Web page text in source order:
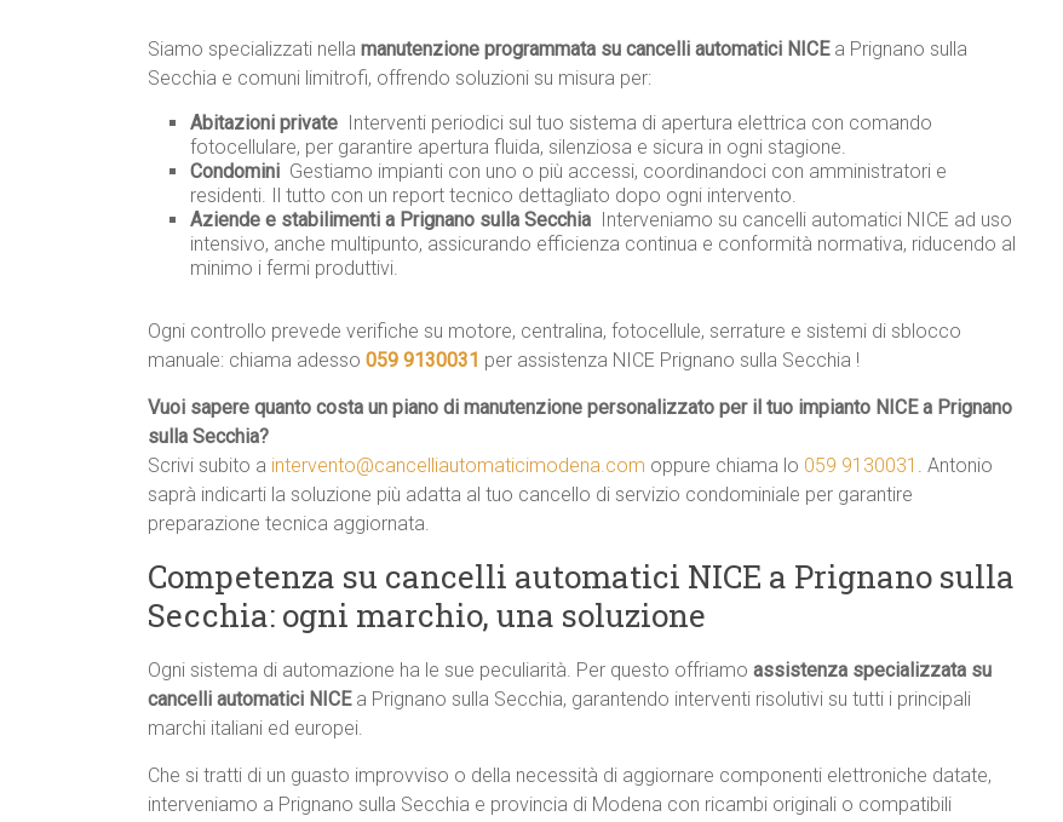
Siamo specializzati nella manutenzione programmata su cancelli automatici NICEa Prignano sulla
Secchia e comuni limitrofi, offrendo soluzioni su misura per:
Abitazioni private  Interventi periodici sul tuo sistema di apertura elettrica con comando
fotocellulare, per garantire apertura fluida, silenziosa e sicura in ogni stagione.
Condomini  Gestiamo impianti con uno o più accessi, coordinandoci con amministratori e
residenti. Il tutto con un report tecnico dettagliato dopo ogni intervento.
Aziende e stabilimenti a Prignano sulla Secchia  Interveniamo su cancelli automatici NICE ad uso
intensivo, anche multipunto, assicurando efficienza continua e conformità normativa, riducendo al
minimo i fermi produttivi.
Ogni controllo prevede verifiche su motore, centralina, fotocellule, serrature e sistemi di sblocco
manuale: chiama adesso 059 9130031 per assistenza NICE Prignano sulla Secchia !
Vuoi sapere quanto costa un piano di manutenzione personalizzato per il tuo impianto NICE a Prignano
sulla Secchia?
Scrivi subito a intervento@cancelliautomaticimodena.com oppure chiama lo 059 9130031 . Antonio
saprà indicarti la soluzione più adatta al tuo cancello di servizio condominiale per garantire
preparazione tecnica aggiornata.
Competenza su cancelli automatici NICE a Prignano sulla
Secchia: ogni marchio, una soluzione
Ogni sistema di automazione ha le sue peculiarità. Per questo offriamo assistenza specializzata su
cancelli automatici NICEa Prignano sulla Secchia, garantendo interventi risolutivi su tutti i principali
marchi italiani ed europei.
Che si tratti di un guasto improvviso o della necessità di aggiornare componenti elettroniche datate,
interveniamo a Prignano sulla Secchia e provincia di Modena con ricambi originali o compatibili